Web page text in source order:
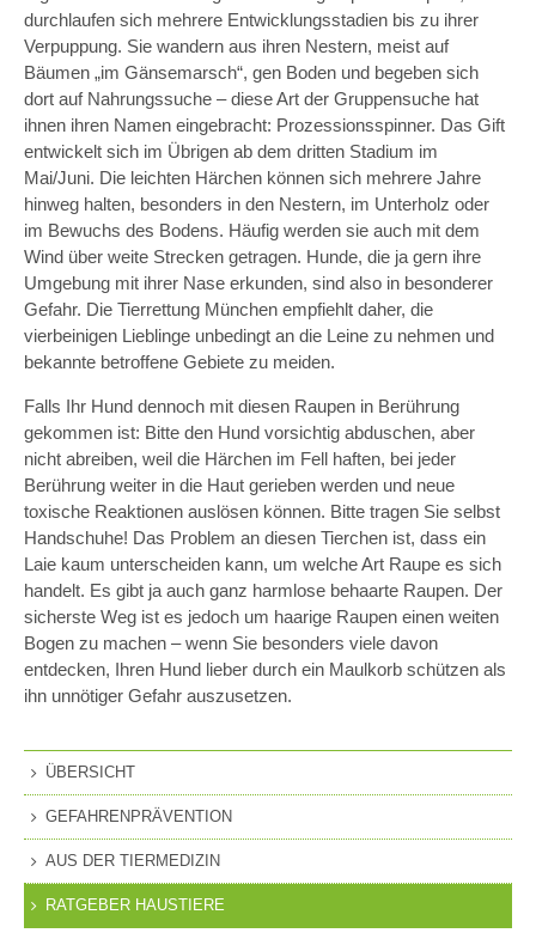
durchlaufen sich mehrere Entwicklungsstadien bis zu ihrer
Verpuppung. Sie wandern aus ihren Nestern, meist auf
Bäumen „im Gänsemarsch“, gen Boden und begeben sich
dort auf Nahrungssuche – diese Art der Gruppensuche hat
ihnen ihren Namen eingebracht: Prozessionsspinner. Das Gift
entwickelt sich im Übrigen ab dem dritten Stadium im
Mai/Juni. Die leichten Härchen können sich mehrere Jahre
hinweg halten, besonders in den Nestern, im Unterholz oder
im Bewuchs des Bodens. Häufig werden sie auch mit dem
Wind über weite Strecken getragen. Hunde, die ja gern ihre
Umgebung mit ihrer Nase erkunden, sind also in besonderer
Gefahr. Die Tierrettung München empfiehlt daher, die
vierbeinigen Lieblinge unbedingt an die Leine zu nehmen und
bekannte betroffene Gebiete zu meiden.
Falls Ihr Hund dennoch mit diesen Raupen in Berührung
gekommen ist: Bitte den Hund vorsichtig abduschen, aber
nicht abreiben, weil die Härchen im Fell haften, bei jeder
Berührung weiter in die Haut gerieben werden und neue
toxische Reaktionen auslösen können. Bitte tragen Sie selbst
Handschuhe! Das Problem an diesen Tierchen ist, dass ein
Laie kaum unterscheiden kann, um welche Art Raupe es sich
handelt. Es gibt ja auch ganz harmlose behaarte Raupen. Der
sicherste Weg ist es jedoch um haarige Raupen einen weiten
Bogen zu machen – wenn Sie besonders viele davon
entdecken, Ihren Hund lieber durch ein Maulkorb schützen als
ihn unnötiger Gefahr auszusetzen.
ÜBERSICHT
GEFAHRENPRÄVENTION
AUS DER TIERMEDIZIN
RATGEBER HAUSTIERE